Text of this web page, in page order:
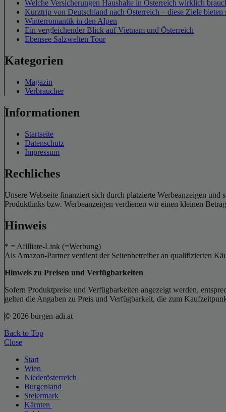
Welche Versicherungen Haushalte in Österreich wirklich
Kurztrip von Deutschland nach Österreich – diese Ziele bieten
Winterromantik in den Alpen
Ein vergleichender Blick auf Vietnam und Österreich
Ebensee Salzwelten Tour
Kategorien
Magazin
Verbraucher
Informationen
Startseite
Datenschutz
Impressum
Rechliches
Unsere Webseite finanziert sich durch platzierte Werbeanzeigen
Produktlinks bzw. Werbeanzeigen verdienen wir einen kleinen
Hinweis
* = Afilliate-Link (=Werbung)
Als Amazon-Partner verdient der Seitenbetreiber an qualifizierten
Hinweis zu Preisen und Verfügbarkeiten
Sofern Produktpreise und Verfügbarkeiten angezeigt werden,
gelten die Angaben zu Preis und Verfügbarkeit, die zum
© 2026 burgen-adi.at
Back to Top
Close
Start
Wien
Niederösterreich
Burgenland
Steiermark
Kärnten